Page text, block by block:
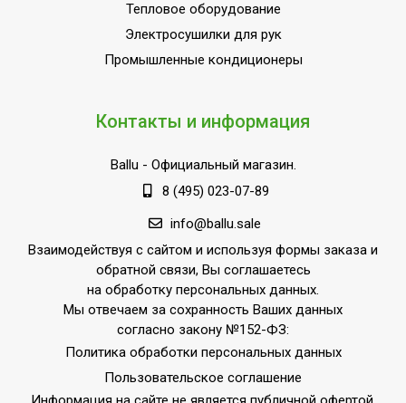
Тепловое оборудование
Электросушилки для рук
Промышленные кондиционеры
Контакты и информация
Ballu - Официальный магазин.
8 (495) 023-07-89
info@ballu.sale
Взаимодействуя с сайтом и используя формы заказа и
обратной связи, Вы соглашаетесь
на обработку персональных данных.
Мы отвечаем за сохранность Ваших данных
согласно закону №152-ФЗ:
Политика обработки персональных данных
Пользовательское соглашение